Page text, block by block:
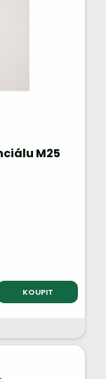
M25
KOUPIT